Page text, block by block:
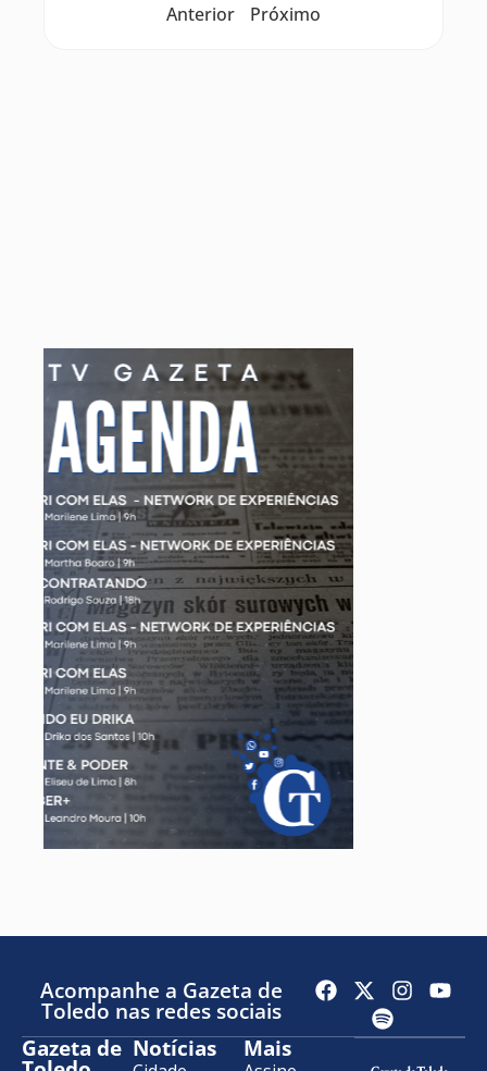
Anterior Próximo
Acompanhe a Gazeta de
Toledo nas redes sociais
Gazeta de Notícias Mais